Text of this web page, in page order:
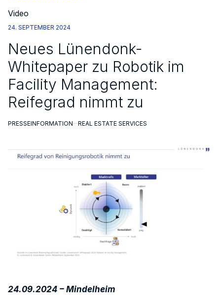
Video
24. SEPTEMBER 2024
Neues Lünendonk-
Whitepaper zu Robotik im
Facility Management:
Reifegrad nimmt zu
PRESSEINFORMATION REAL ESTATE SERVICES
24.09.2024 – Mindelheim